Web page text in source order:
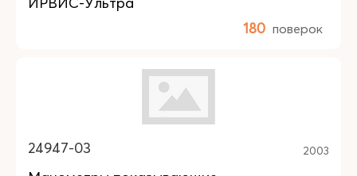
180 поверок
24947-03 2003